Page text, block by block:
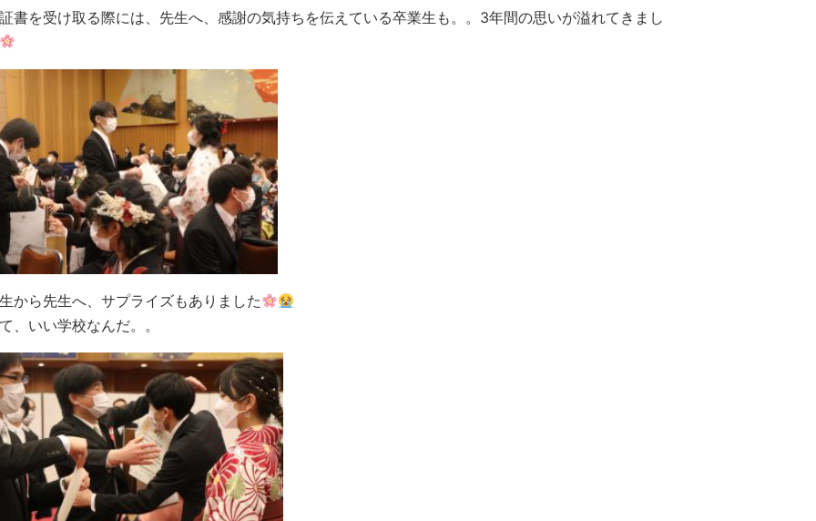
書を受け取る際には、先生へ、感謝の気持ちを伝えている卒業生も。。3年間の思いが溢れてきまし
から先生へ、サプライズもありました
、いい学校なんだ。。